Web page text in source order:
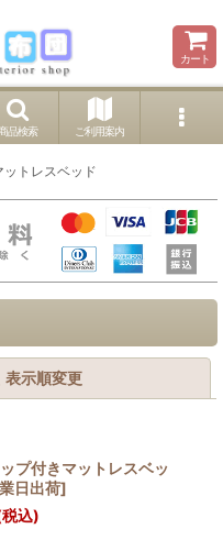
カート
品検索 ご利用案内
ットレスベッド
表示順変更
プ付きマットレスベッ
日出荷]
込)